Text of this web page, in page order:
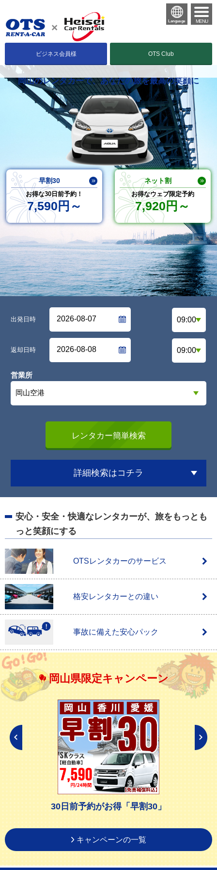
OTS Club
ビジネス会員様
Language MENU
出発日時
返却日時
営業所
詳細検索はコチラ
岡山のレンタカーで、あなたの旅を最高の笑顔に
早割30
お得な30日前予約！
7,590円～
ネット割
お得なウェブ限定予約
7,920円～
安心・安全・快適なレンタカーが、 旅をもっとも
っと笑顔にする
OTSレンタカーのサービス
格安レンタカーとの違い
事故に備えた安心パック
岡山県限定キャンペーン
30日前予約がお得「早割30」
キャンペーンの一覧